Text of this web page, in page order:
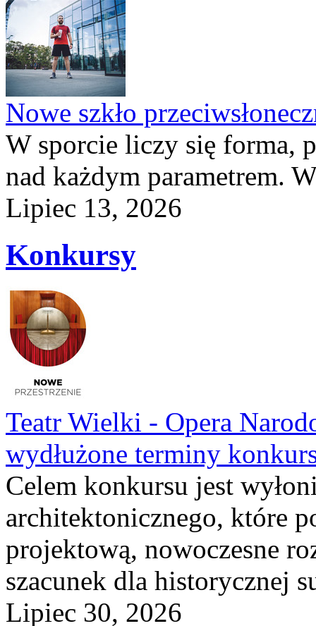
Nowe szkło
W sporcie liczy się forma,
nad każdym parametrem.
Lipiec 13, 2026
Konkursy
Teatr Wielki - Opera
wydłużone terminy
Celem konkursu jest
architektonicznego, które
projektową, nowoczesne
szacunek dla historycznej
Lipiec 30, 2026